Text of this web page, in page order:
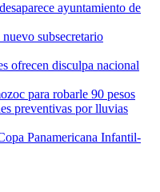
ayuntamiento de
subsecretario
ofrecen disculpa nacional
para robarle 90 pesos
preventivas por lluvias
Panamericana Infantil-